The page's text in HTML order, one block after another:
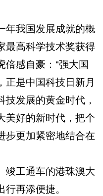
我国发展成就的概
最高科学技术奖获得
感自豪：“强大国
正是中国科技日新月
发展的黄金时代，
美好的新时代，把个
步更加紧密地结合在
工通车的港珠澳大
再添便捷。